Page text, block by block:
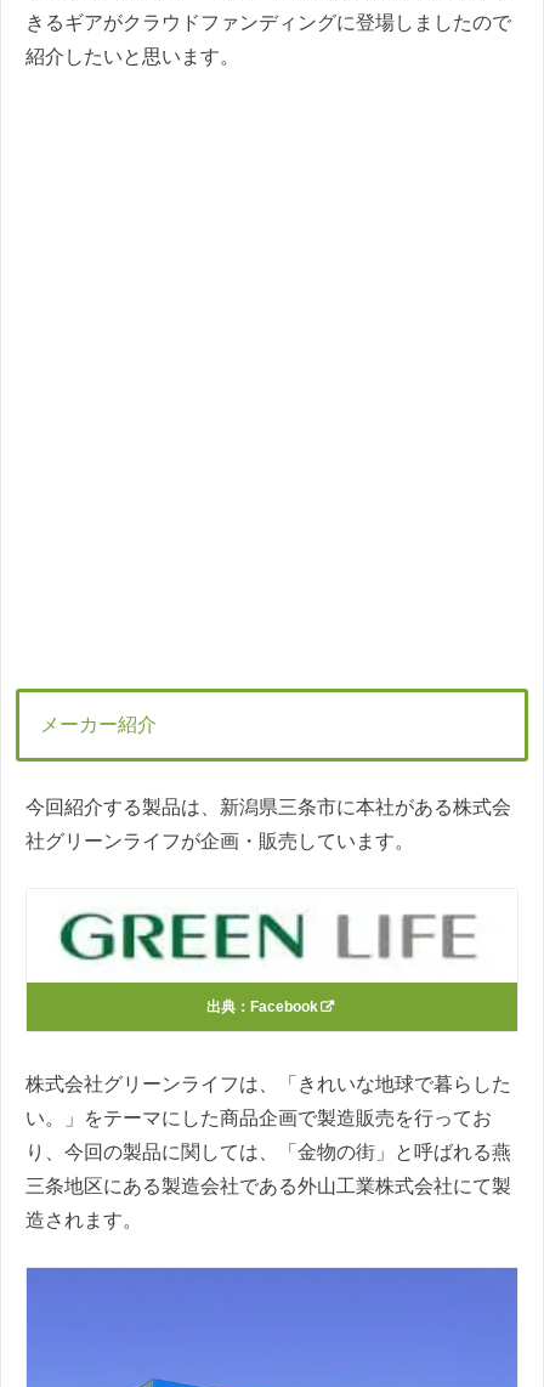
きるギアがクラウドファンディングに登場しましたので
紹介したいと思います。
メーカー紹介
今回紹介する製品は、新潟県三条市に本社がある株式会
社グリーンライフが企画・販売しています。
出典： Facebook
株式会社グリーンライフは、「きれいな地球で暮らした
い。」をテーマにした商品企画で製造販売を行ってお
り、今回の製品に関しては、「金物の街」と呼ばれる燕
三条地区にある製造会社である外山工業株式会社にて製
造されます。